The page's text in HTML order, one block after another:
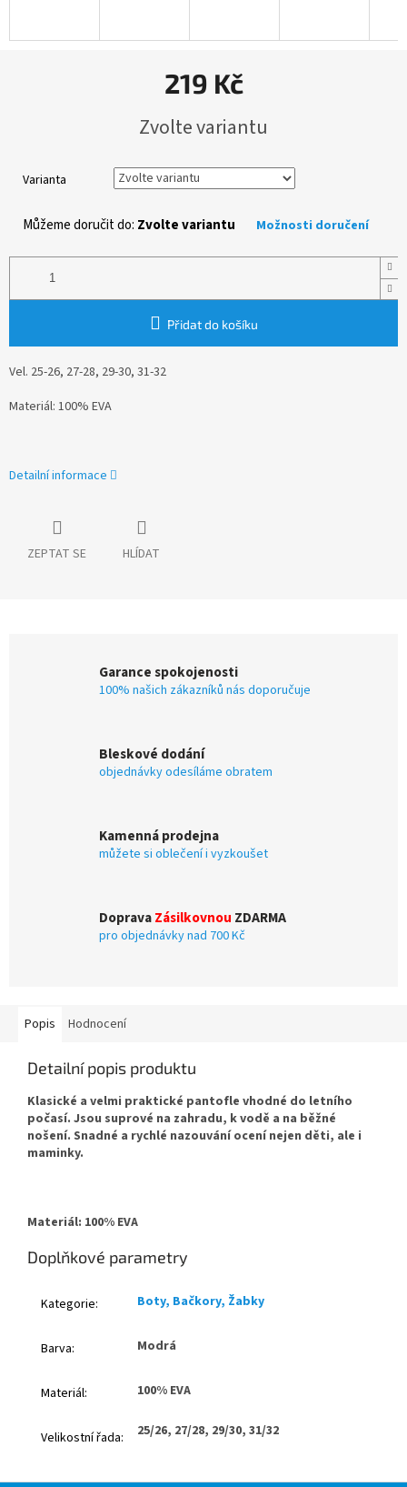
219 Kč
cena:
Zvolte variantu
Varianta
Můžeme doručit do: Zvolte variantu Možnosti doručení
Přidat do košíku
Vel. 25-26, 27-28, 29-30, 31-32
Materiál: 100% EVA
Detailní informace
ZEPTAT SE HLÍDAT
Garance spokojenosti
100% našich zákazníků nás doporučuje
Bleskové dodání
objednávky odesíláme obratem
Kamenná prodejna
můžete si oblečení i vyzkoušet
DopravaZásilkovnou ZDARMA
pro objednávky nad 700 Kč
Popis Hodnocení
Detailní popis produktu
Klasické a velmi praktické pantofle vhodné do letního
počasí. Jsou suprové na zahradu, k vodě a na běžné
nošení. Snadné a rychlé nazouvání ocení nejen děti, ale i
maminky.
Materiál: 100% EVA
Doplňkové parametry
Kategorie: Boty, Bačkory, Žabky
Barva: Modrá
Materiál: 100% EVA
Velikostní řada: 25/26, 27/28, 29/30, 31/32